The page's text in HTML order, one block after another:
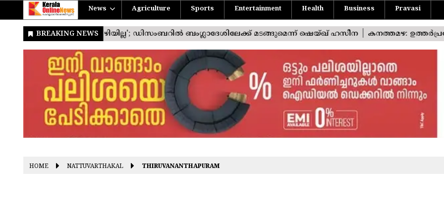
News Agriculture Sports Entertainment Health Business Pravasi
HOME NATTUVARTHAKAL THIRUVANANTHAPURAM